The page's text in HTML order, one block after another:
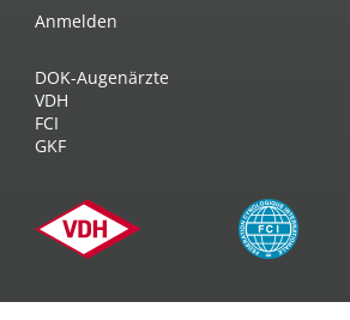
Anmelden
DOK-Augenärzte
VDH
FCI
GKF